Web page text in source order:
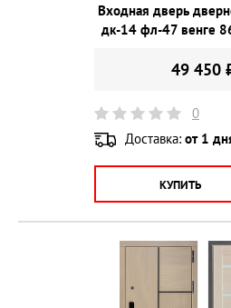
Входная дверь
дк-14 фл-47 венге
49 450
0
Доставка: от 1
КУПИТЬ